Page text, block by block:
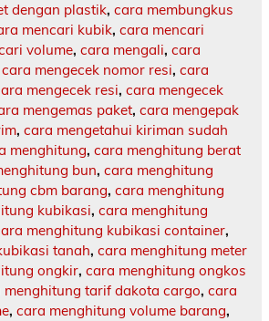
dengan plastik, cara membungkus
mencari kubik, cara mencari
volume, cara mengali, cara
cara mengecek nomor resi, cara
mengecek resi, cara mengecek
mengemas paket, cara mengepak
, cara mengetahui kiriman sudah
menghitung, cara menghitung berat
bun, cara menghitung
cbm barang, cara menghitung
kubikasi, cara menghitung
menghitung kubikasi container,
tanah, cara menghitung meter
ongkir, cara menghitung ongkos
menghitung tarif dakota cargo, cara
, cara menghitung volume barang,